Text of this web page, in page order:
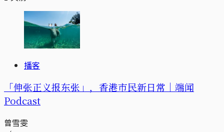
播客
「伸张正义报东张」，香港市民新日常｜端闻
Podcast
曾雪雯